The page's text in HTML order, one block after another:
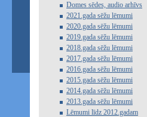
Domes sēdes, audio arhīvs
2021.gada sēžu lēmumi
2020.gada sēžu lēmumi
2019.gada sēžu lēmumi
2018.gada sēžu lēmumi
2017.gada sēžu lēmumi
2016.gada sēžu lēmumi
2015.gada sēžu lēmumi
2014.gada sēžu lēmumi
2013.gada sēžu lēmumi
Lēmumi līdz 2012.gadam